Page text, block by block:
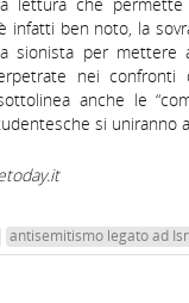
infatti ben noto, la
sionista per
nei confronti
anche le
si uniranno
antisemitismo legato ad